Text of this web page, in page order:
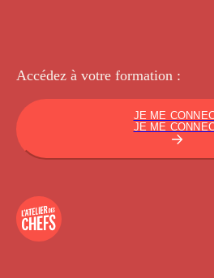
Accédez à votre formation :
JE ME
JE ME